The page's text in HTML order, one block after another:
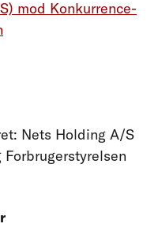
mod Konkurrence-
Nets Holding A/S